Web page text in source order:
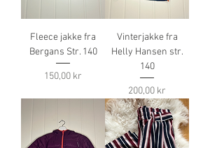
Fleece jakke fra
Bergans Str. 140
Pris
150,00 kr
Vinterjakke fra
Helly Hansen str.
140
Pris
200,00 kr